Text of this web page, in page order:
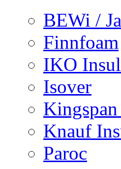
BEWi /
Finnfoam
IKO
Isover
Knauf
Paroc